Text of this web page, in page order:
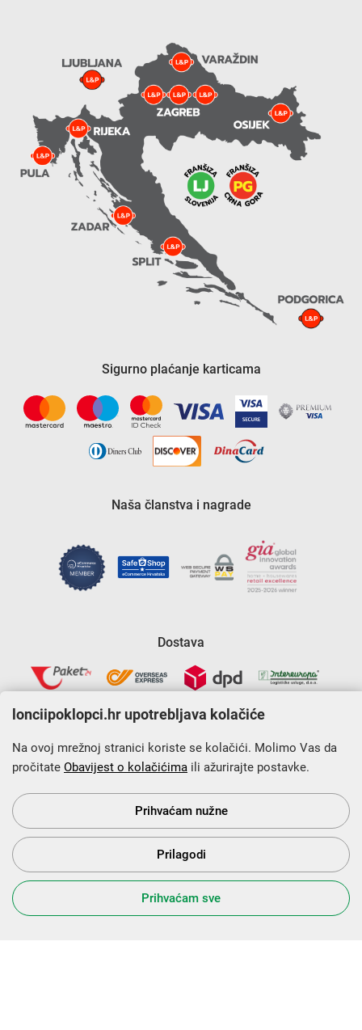
Sigurno plaćanje karticama
Naša članstva i nagrade
Dostava
Krajnji primatelj financijskog instrumenta sufinanciranog iz
Europskog fonda za regionalni razvoj u sklopu Operativnog
programa „Konkurentnost i kohezija”.
s Vama od 2014. godine!
lonciipoklopci.hr upotrebljava kolačiće
Na ovoj mrežnoj stranici koriste se kolačići. Molimo Vas da
pročitate Obavijest o kolačićima ili ažurirajte postavke.
Prihvaćam nužne
Prilagodi
Prihvaćam sve